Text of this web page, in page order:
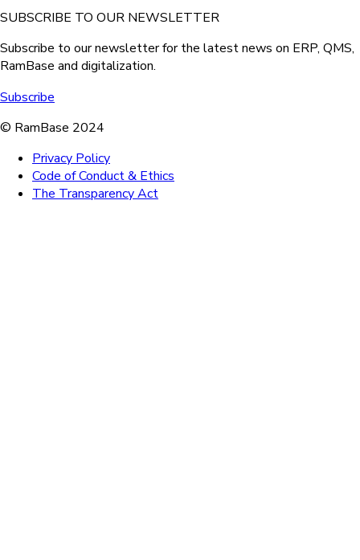
SUBSCRIBE TO OUR NEWSLETTER
Subscribe to our newsletter for the latest news on ERP, QMS,
RamBase and digitalization.
Subscribe
© RamBase 2024
Privacy Policy
Code of Conduct & Ethics
The Transparency Act